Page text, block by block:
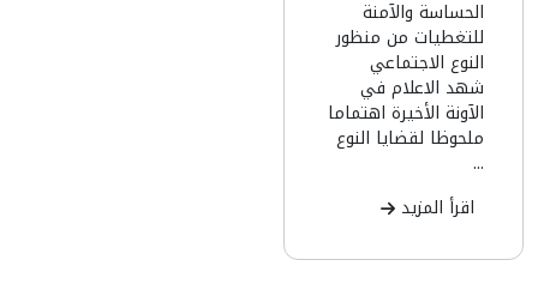
الحساسة والآمنة
للتغطيات من منظور
النوع الاجتماعي
شهد الاعلام في
الآونة الأخيرة اهتماما
ملحوظا لقضايا النوع
...
اقرأ المزيد